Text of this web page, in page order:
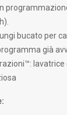
bucato per
già